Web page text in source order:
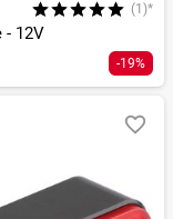
(1)*
- 12V
-19%